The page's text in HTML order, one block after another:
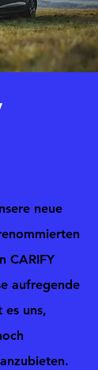
neue
CARIFY
aufregende
uns,